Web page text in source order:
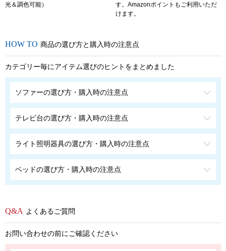
光＆調色可能）
す。Amazonポイントもご利用いただ
けます。
商品の選び方と購入時の注意点
カテゴリー毎にアイテム選びのヒントをまとめました
ソファーの選び方・購入時の注意点
テレビ台の選び方・購入時の注意点
ライト照明器具の選び方・購入時の注意点
ベッドの選び方・購入時の注意点
よくあるご質問
お問い合わせの前にご確認ください